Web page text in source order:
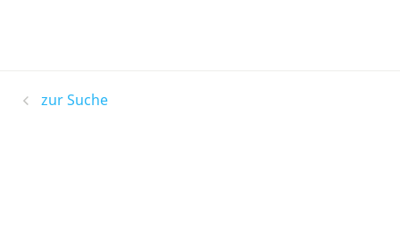
zur Suche